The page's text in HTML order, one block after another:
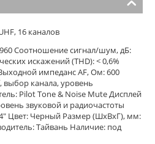
16 каналов
Соотношение сигнал/шум, дБ:
искажений (THD): < 0,6%
импеданс AF, Ом: 600
канала, уровень
Pilot Tone & Noise Mute Дисплей
звуковой и радиочастоты
Цвет: Черный Размер (ШхВхГ), мм:
Тайвань Наличие: под